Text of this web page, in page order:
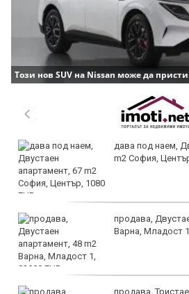
Този нов SUV на Nissan може да
дава под наем,
m2 София,
продава,
Варна, Младост
продава,